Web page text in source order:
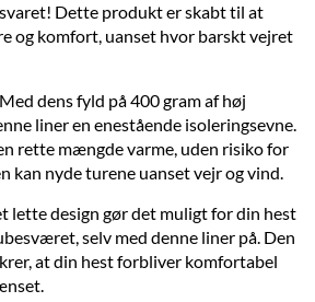
Dette produkt er skabt til at
og komfort, uanset hvor barskt vejret
Med dens fyld på 400 gram af høj
liner en enestående isoleringsevne.
rette mængde varme, uden risiko for
kan nyde turene uanset vejr og vind.
lette design gør det muligt for din hest
selv med denne liner på. Den
at din hest forbliver komfortabel